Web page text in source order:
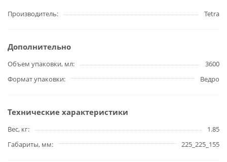
Производитель Tetra
Дополнительно
Объем упаковки, мл
3600
Формат упаковки
Ведро
Технические характеристики
Вес, кг
1.85
Габариты, мм
225_225_155